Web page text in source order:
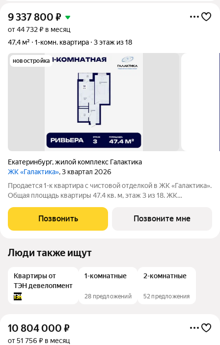
9 337 800 ₽
от 44 732 ₽ в месяц
47,4 м²
1-комн. квартира 3 этаж из 18
новостройка
Екатеринбург,жилой комплекс Галактика
ЖК «Галактика», 3 квартал 2026
Продается 1-к квартира с чистовой отделкой в ЖК «Галактика».
Общая площадь квартиры 47.4 кв. м, этаж 3 из 18. ЖК
«Космос» на проспекте Космонавтов. Это формат для тех, кто
любит городскую
Позвонить Позвоните мне
Люди также ищут
Квартиры от
ТЭН девелопмент
1-комнатные
28 предложений
2-комнатные
52 предложения
10 804 000 ₽
от 51 756 ₽ в месяц